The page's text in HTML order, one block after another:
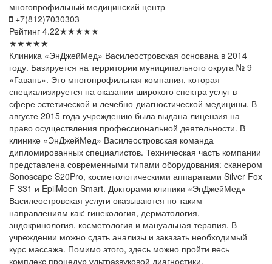
многопрофильный медицинский центр
+7(812)7030303
Рейтинг 4.22★★★★★
★★★★★
Клиника «ЭнДжейМед» Василеостровская основана в 2014
году. Базируется на территории муниципального округа № 9
«Гавань». Это многопрофильная компания, которая
специализируется на оказании широкого спектра услуг в
сфере эстетической и лечебно-диагностической медицины. В
августе 2015 года учреждению была выдана лицензия на
право осуществления профессиональной деятельности. В
клинике «ЭнДжейМед» Василеостровская команда
дипломированных специалистов. Техническая часть компании
представлена современными типами оборудования: сканером
Sonoscape S20Pro, косметологическими аппаратами Silver Fox
F-331 и EpilMoon Smart. Докторами клиники «ЭнДжейМед»
Василеостровская услуги оказываются по таким
направлениям как: гинекология, дерматология,
эндокринология, косметология и мануальная терапия. В
учреждении можно сдать анализы и заказать необходимый
курс массажа. Помимо этого, здесь можно пройти весь
комплекс процедур ультразвуковой диагностики.